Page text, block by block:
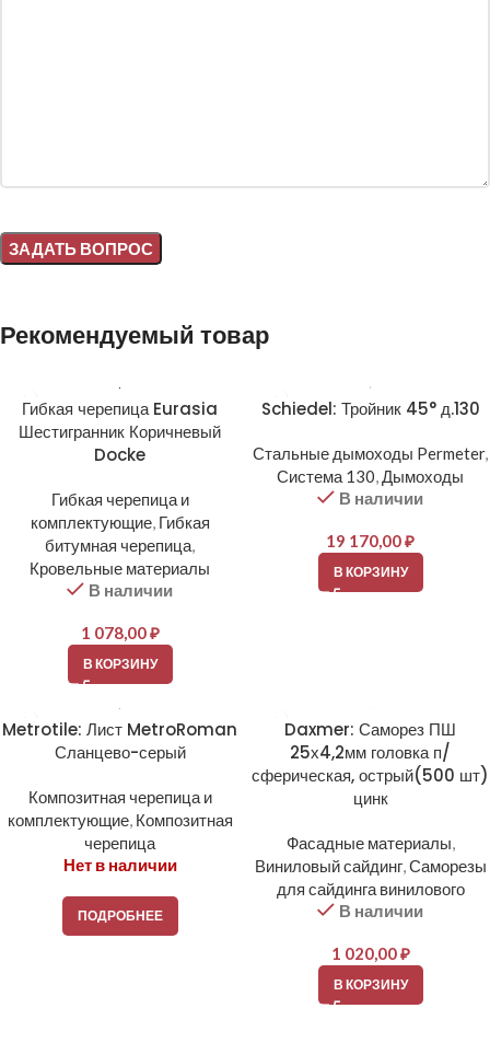
Рекомендуемый товар
Гибкая черепица Eurasia
Шестигранник Коричневый
Docke
Гибкая черепица и
комплектующие, Гибкая
битумная черепица,
Кровельные материалы
В наличии
1 078,00₽
В КОРЗИНУ
Schiedel: Тройник 45° д.130
Стальные дымоходы Permeter,
Система 130,Дымоходы
В наличии
19 170,00₽
В КОРЗИНУ
Metrotile: Лист MetroRoman
Сланцево-серый
Композитная черепица и
комплектующие, Композитная
черепица
Нет в наличии
ПОДРОБНЕЕ
Daxmer: Саморез ПШ
25х4,2мм головка п/
сферическая, острый(500 шт)
цинк
Фасадные материалы,
Виниловый сайдинг,Саморезы
для сайдинга винилового
В наличии
1 020,00₽
В КОРЗИНУ